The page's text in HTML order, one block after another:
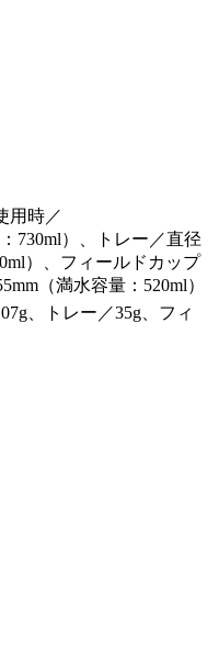
用時／
730ml）、トレー／直径
）、フィールドカップ
（満水容量：520ml）
、トレー／35g、フィ